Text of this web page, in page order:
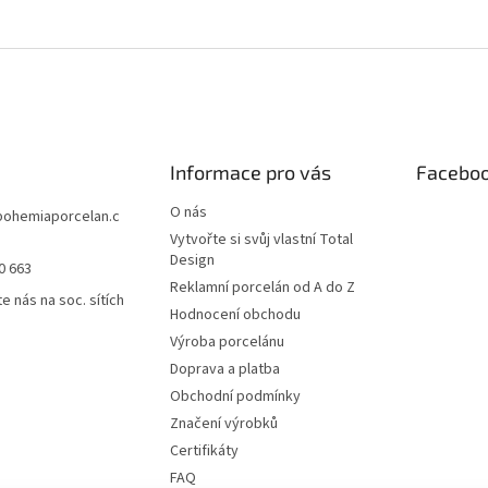
663
nás na soc. sítích
Informace pro vás
O nás
Vytvořte si svůj vlastní Total
Design
Reklamní porcelán od A do Z
Hodnocení obchodu
Výroba porcelánu
Doprava a platba
Obchodní podmínky
Značení výrobků
Certifikáty
FAQ